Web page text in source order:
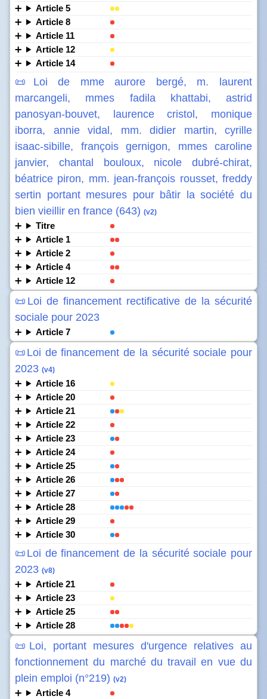
Article 5
Article 8
Article 11
Article 12
Article 14
📜Loi de mme aurore bergé, m. laurent
marcangeli, mmes fadila khattabi, astrid
panosyan-bouvet, laurence cristol, monique
iborra, annie vidal, mm. didier martin, cyrille
isaac-sibille, françois gernigon, mmes caroline
janvier, chantal bouloux, nicole dubré-chirat,
béatrice piron, mm. jean-françois rousset, freddy
sertin portant mesures pour bâtir la société du
bien vieillir en france (643) (v2)
Titre
Article 1
Article 2
Article 4
Article 12
📜Loi de financement rectificative de la sécurité
sociale pour 2023
Article 7
📜Loi de financement de la sécurité sociale pour
2023 (v4)
Article 16
Article 20
Article 21
Article 22
Article 23
Article 24
Article 25
Article 26
Article 27
Article 28
Article 29
Article 30
📜Loi de financement de la sécurité sociale pour
2023 (v8)
Article 21
Article 23
Article 25
Article 28
📜Loi, portant mesures d'urgence relatives au
fonctionnement du marché du travail en vue du
plein emploi (n°219) (v2)
Article 4